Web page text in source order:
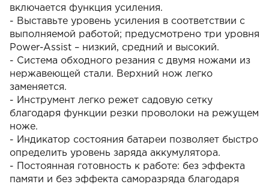
включается функция усиления.
- Выставьте уровень усиления в соответствии с
выполняемой работой; предусмотрено три уровня
Power-Assist – низкий, средний и высокий.
- Система обходного резания с двумя ножами из
нержавеющей стали. Верхний нож легко
заменяется.
- Инструмент легко режет садовую сетку
благодаря функции резки проволоки на режущем
ноже.
- Индикатор состояния батареи позволяет быстро
определить уровень заряда аккумулятора.
- Постоянная готовность к работе: без эффекта
памяти и без эффекта саморазряда благодаря